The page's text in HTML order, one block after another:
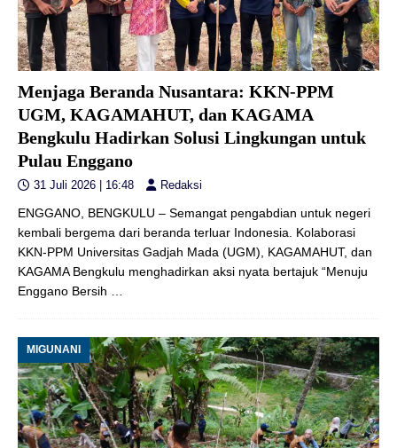
Menjaga Beranda Nusantara: KKN-PPM
UGM, KAGAMAHUT, dan KAGAMA
Bengkulu Hadirkan Solusi Lingkungan untuk
Pulau Enggano
31 Juli 2026 | 16:48 Redaksi
ENGGANO, BENGKULU – Semangat pengabdian untuk negeri
kembali bergema dari beranda terluar Indonesia. Kolaborasi
KKN-PPM Universitas Gadjah Mada (UGM), KAGAMAHUT, dan
KAGAMA Bengkulu menghadirkan aksi nyata bertajuk “Menuju
Enggano Bersih
MIGUNANI